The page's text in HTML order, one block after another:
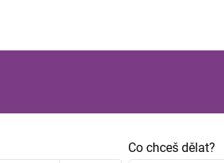
Co chceš dělat?